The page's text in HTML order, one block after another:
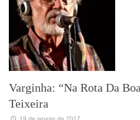
Varginha: “Na Rota Da
Teixeira
19 de janeiro de 2017